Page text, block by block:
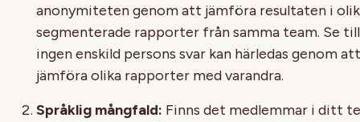
anonymiteten genom att jämföra resultaten i
segmenterade rapporter från samma team. Se
ingen enskild persons svar kan härledas genom att
jämföra olika rapporter med varandra.
Språklig mångfald: Finns det medlemmar i ditt